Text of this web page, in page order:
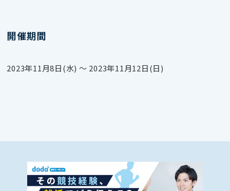
開催期間
2023年11月8日(水) 〜 2023年11月12日(日)